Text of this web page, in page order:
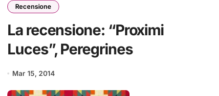
Recensione
La recensione: “Proximi
Luces”, Peregrines
Mar 15, 2014